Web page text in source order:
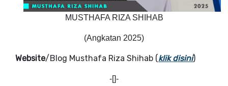
MUSTHAFA RIZA SHIHAB
(Angkatan 2025)
Website/Blog Musthafa Riza Shihab (klik disini)
-[]-